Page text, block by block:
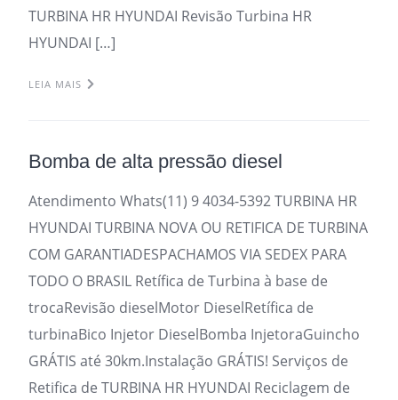
TURBINA HR HYUNDAI Revisão Turbina HR
HYUNDAI […]
LEIA MAIS
Bomba de alta pressão diesel
Atendimento Whats(11) 9 4034-5392 TURBINA HR
HYUNDAI TURBINA NOVA OU RETIFICA DE TURBINA
COM GARANTIADESPACHAMOS VIA SEDEX PARA
TODO O BRASIL Retífica de Turbina à base de
trocaRevisão dieselMotor DieselRetífica de
turbinaBico Injetor DieselBomba InjetoraGuincho
GRÁTIS até 30km.Instalação GRÁTIS! Serviços de
Retifica de TURBINA HR HYUNDAI Reciclagem de